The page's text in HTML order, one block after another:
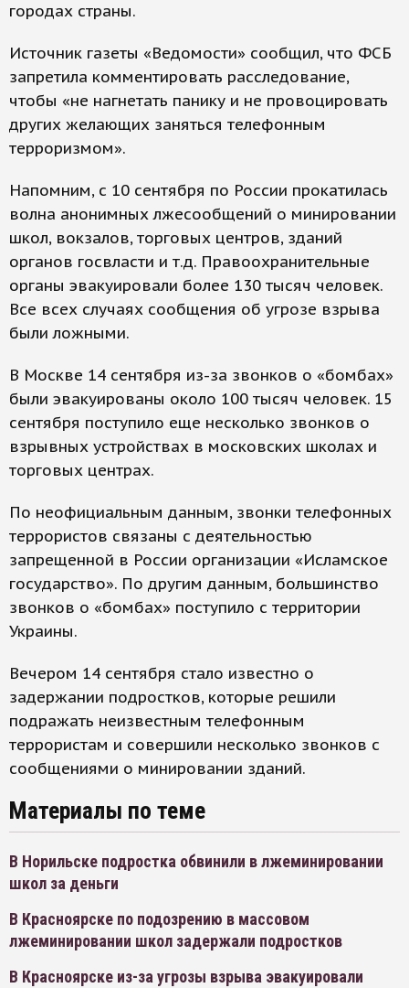
городах страны.
Источник газеты «Ведомости» сообщил, что ФСБ
запретила комментировать расследование,
чтобы «не нагнетать панику и не провоцировать
других желающих заняться телефонным
терроризмом».
Напомним, с 10 сентября по России прокатилась
волна анонимных лжесообщений о минировании
школ, вокзалов, торговых центров, зданий
органов госвласти и т.д. Правоохранительные
органы эвакуировали более 130 тысяч человек.
Все всех случаях сообщения об угрозе взрыва
были ложными.
В Москве 14 сентября из-за звонков о «бомбах»
были эвакуированы около 100 тысяч человек. 15
сентября поступило еще несколько звонков о
взрывных устройствах в московских школах и
торговых центрах.
По неофициальным данным, звонки телефонных
террористов связаны с деятельностью
запрещенной в России организации «Исламское
государство». По другим данным, большинство
звонков о «бомбах» поступило с территории
Украины.
Вечером 14 сентября стало известно о
задержании подростков, которые решили
подражать неизвестным телефонным
террористам и совершили несколько звонков с
сообщениями о минировании зданий.
Материалы по теме
В Норильске подростка обвинили в лжеминировании
школ за деньги
В Красноярске по подозрению в массовом
лжеминировании школ задержали подростков
В Красноярске из-за угрозы взрыва эвакуировали